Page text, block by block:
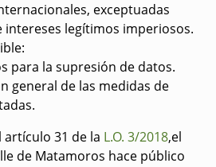
exceptuadas
intereses legítimos imperiosos.
para la supresión de datos.
general de las medidas de
31 de la L.O. 3/2018,el
de Matamoros hace público